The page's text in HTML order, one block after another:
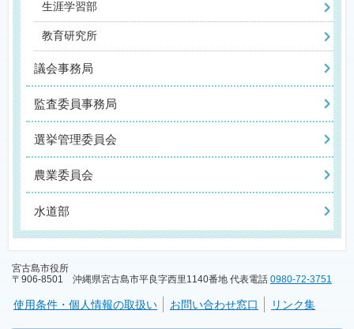
生涯学習部
教育研究所
議会事務局
監査委員事務局
選挙管理委員会
農業委員会
水道部
宮古島市役所
〒906-8501 沖縄県宮古島市平良字西里1140番地 代表電話 0980-72-3751
使用条件・個人情報の取扱い お問い合わせ窓口 リンク集